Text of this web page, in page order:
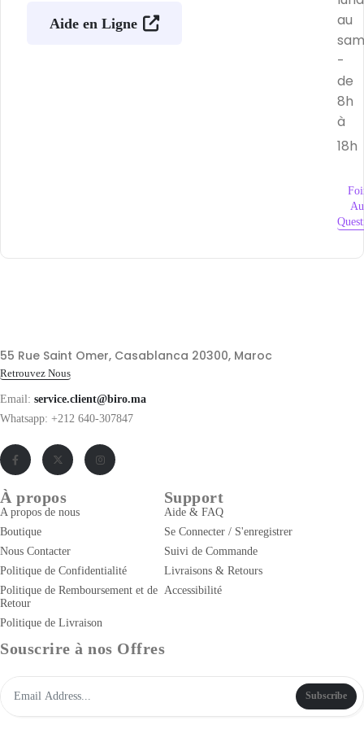
Aide en Ligne
au
-
de
8h
à
18h
55 Rue Saint Omer, Casablanca 20300, Maroc
Retrouvez Nous
Email: service.client@biro.ma
Whatsapp: +212 640-307847
À propos
A propos de nous
Boutique
Nous Contacter
Politique de Confidentialité
Politique de Remboursement et de
Retour
Politique de Livraison
Support
Aide & FAQ
Se Connecter / S'enregistrer
Suivi de Commande
Livraisons & Retours
Accessibilité
Souscrire à nos Offres
Subscribe